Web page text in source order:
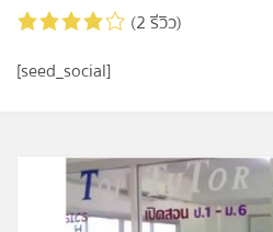
มัธยมต้น
อุดมศึกษา
(2 รีวิว)
[seed_social]